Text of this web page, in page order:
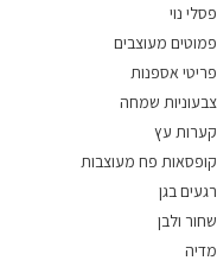
פסלי נוי
פמוטים מעוצבים
פריטי אספנות
צבעוניות שמחה
קערות עץ
קופסאות פח מעוצבות
רגעים בגן
שחור ולבן
מדיה